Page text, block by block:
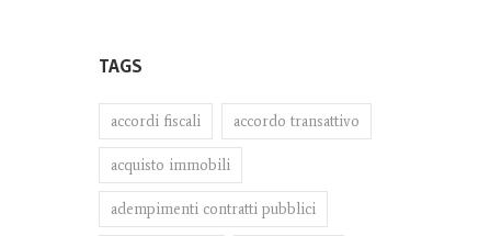
TAGS
accordi fiscali accordo transattivo
acquisto immobili
adempimenti contratti pubblici